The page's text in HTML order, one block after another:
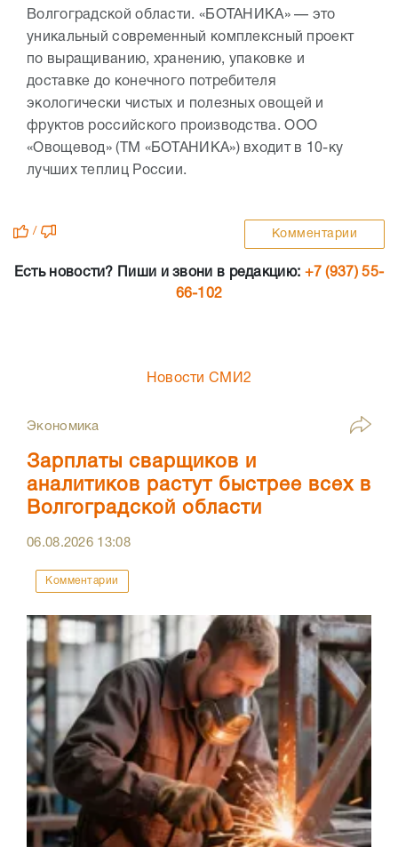
Волгоградской области. «БОТАНИКА» — это
уникальный современный комплексный проект
по выращиванию, хранению, упаковке и
доставке до конечного потребителя
экологически чистых и полезных овощей и
фруктов российского производства. ООО
«Овощевод» (ТМ «БОТАНИКА») входит в 10-ку
лучших теплиц России.
/ Комментарии
Есть новости? Пиши и звони в редакцию: +7 (937) 55-
66-102
Новости СМИ2
Экономика
Зарплаты сварщиков и
аналитиков растут быстрее всех в
Волгоградской области
06.08.2026 13:08
Комментарии